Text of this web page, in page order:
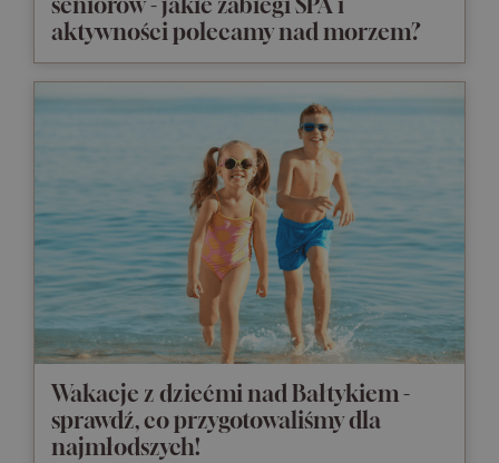
aktywności polecamy nad morzem?
Wakacje z dziećmi nad Bałtykiem -
sprawdź, co przygotowaliśmy dla
najmłodszych!